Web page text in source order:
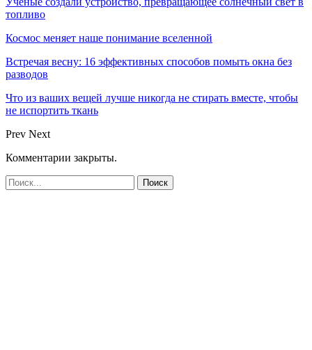
топливо
Космос меняет наше понимание вселенной
Встречая весну: 16 эффективных способов помыть окна без
разводов
Что из ваших вещей лучше никогда не стирать вместе, чтобы
не испортить ткань
Prev Next
Комментарии закрыты.